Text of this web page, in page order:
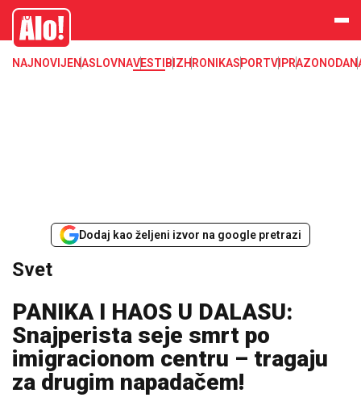
Svet, Ruske vesti, Planeta, Region
Alo
NAJNOVIJENASLOVNAVESTI BIZHRONIKASPORTVIPRAZONODA
Dodaj kao željeni izvor na google pretrazi
Svet
PANIKA I HAOS U DALASU:
Snajperista seje smrt po
imigracionom centru – tragaju
za drugim napadačem!